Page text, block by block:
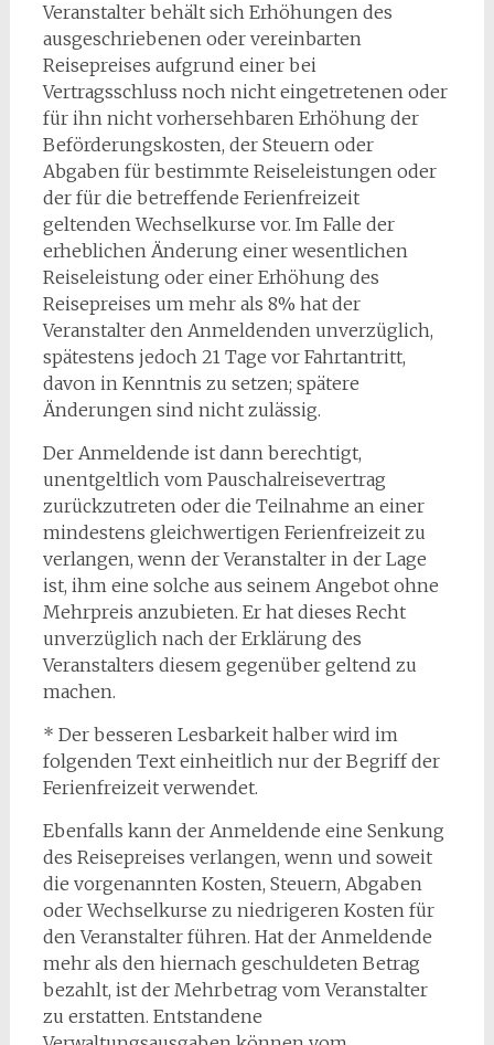
Veranstalter behält sich Erhöhungen des
ausgeschriebenen oder vereinbarten
Reisepreises aufgrund einer bei
Vertragsschluss noch nicht eingetretenen oder
für ihn nicht vorhersehbaren Erhöhung der
Beförderungskosten, der Steuern oder
Abgaben für bestimmte Reiseleistungen oder
der für die betreffende Ferienfreizeit
geltenden Wechselkurse vor. Im Falle der
erheblichen Änderung einer wesentlichen
Reiseleistung oder einer Erhöhung des
Reisepreises um mehr als 8% hat der
Veranstalter den Anmeldenden unverzüglich,
spätestens jedoch 21 Tage vor Fahrtantritt,
davon in Kenntnis zu setzen; spätere
Änderungen sind nicht zulässig.
Der Anmeldende ist dann berechtigt,
unentgeltlich vom Pauschalreisevertrag
zurückzutreten oder die Teilnahme an einer
mindestens gleichwertigen Ferienfreizeit zu
verlangen, wenn der Veranstalter in der Lage
ist, ihm eine solche aus seinem Angebot ohne
Mehrpreis anzubieten. Er hat dieses Recht
unverzüglich nach der Erklärung des
Veranstalters diesem gegenüber geltend zu
machen.
* Der besseren Lesbarkeit halber wird im
folgenden Text einheitlich nur der Begriff der
Ferienfreizeit verwendet.
Ebenfalls kann der Anmeldende eine Senkung
des Reisepreises verlangen, wenn und soweit
die vorgenannten Kosten, Steuern, Abgaben
oder Wechselkurse zu niedrigeren Kosten für
den Veranstalter führen. Hat der Anmeldende
mehr als den hiernach geschuldeten Betrag
bezahlt, ist der Mehrbetrag vom Veranstalter
zu erstatten. Entstandene